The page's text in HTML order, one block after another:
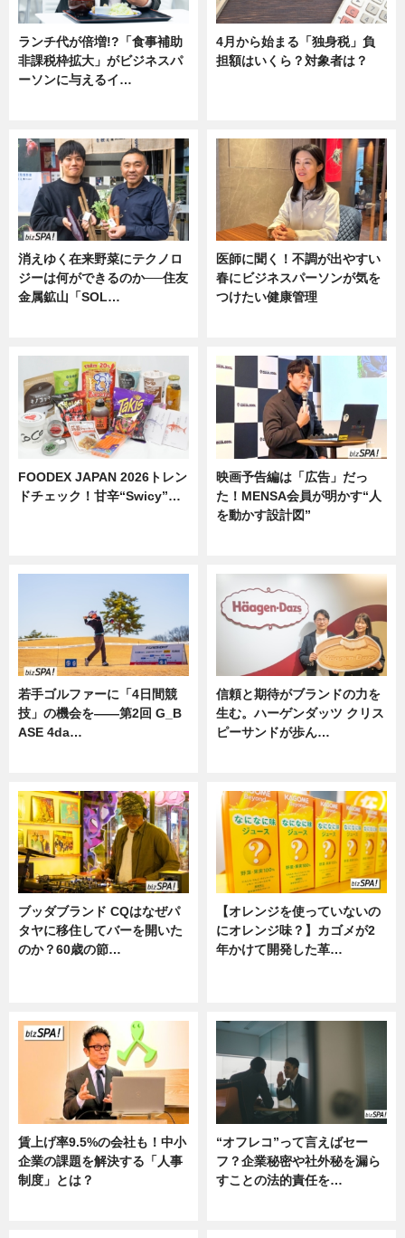
ランチ代が倍増!?「食事補助
非課税枠拡大」がビジネスパ
ーソンに与えるイ…
4月から始まる「独身税」負
担額はいくら？対象者は？
消えゆく在来野菜にテクノロ
ジーは何ができるのか──住友
金属鉱山「SOL…
医師に聞く！不調が出やすい
春にビジネスパーソンが気を
つけたい健康管理
FOODEX JAPAN 2026トレン
ドチェック！甘辛“Swicy”…
映画予告編は「広告」だっ
た！MENSA会員が明かす“人
を動かす設計図”
若手ゴルファーに「4日間競
技」の機会を——第2回 G_B
ASE 4da…
信頼と期待がブランドの力を
生む。ハーゲンダッツ クリス
ピーサンドが歩ん…
ブッダブランド CQはなぜパ
タヤに移住してバーを開いた
のか？60歳の節…
【オレンジを使っていないの
にオレンジ味？】カゴメが2
年かけて開発した革…
賃上げ率9.5%の会社も！中小
企業の課題を解決する「人事
制度」とは？
“オフレコ”って言えばセー
フ？企業秘密や社外秘を漏ら
すことの法的責任を…